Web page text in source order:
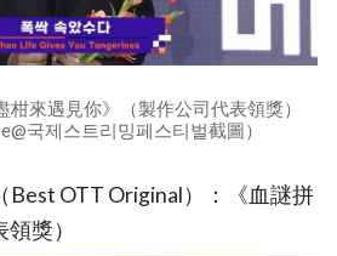
來遇見你》（製作公司代表領獎）
국제스트리밍페스티벌截圖）
OTT Original）：《血謎拼
獎）